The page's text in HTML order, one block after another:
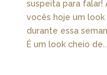
suspeita para falar!
vocês hoje um look
durante essa
É um look cheio de...